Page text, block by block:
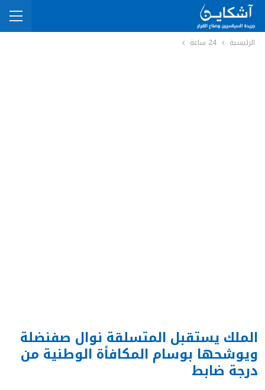
الرئيسية 24 ساعة
الملك يستقبل المتسلقة نوال صفنضلة
ويوشحها بوسام المكافأة الوطنية من
درجة ضابط